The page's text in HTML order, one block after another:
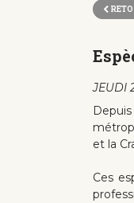
JEUDI
et la
Ces